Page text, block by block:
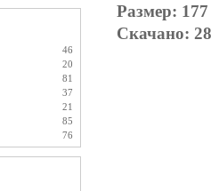
46
20
81
37
21
85
76
Размер:
Скачано: